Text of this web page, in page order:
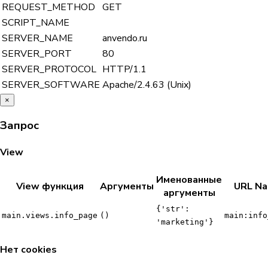
REQUEST_METHOD GET
SCRIPT_NAME
SERVER_NAME
anvendo.ru
SERVER_PORT
80
SERVER_PROTOCOL HTTP/1.1
SERVER_SOFTWARE Apache/2.4.63 (Unix)
×
Запрос
View
View функция Аргументы Именованные
аргументы
URL
main.views.info_page ()
{'str':
'marketing'}
Нет cookies